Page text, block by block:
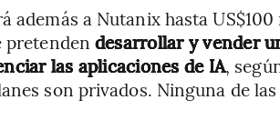
además a Nutanix hasta
pretendendesarrollar y vender
las aplicaciones de IA,
son privados. Ninguna de